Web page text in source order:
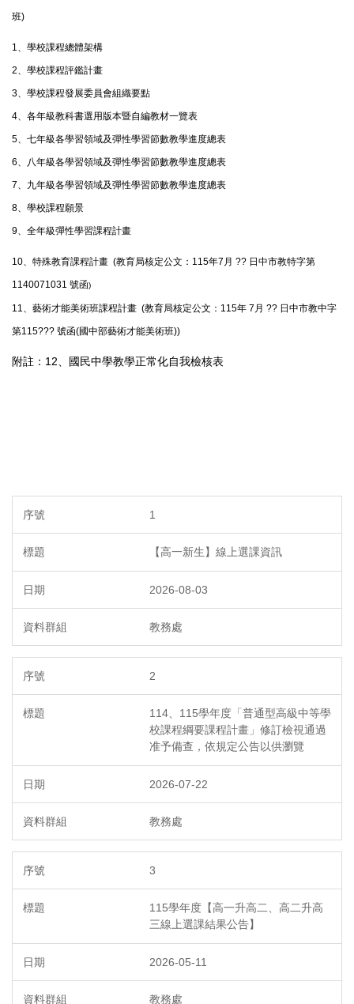
班)
1、 學校課程總體架構
2、 學校課程評鑑計畫
3、 學校課程發展委員會組織要點
4、 各年級教科書選用版本暨自編教材一覽表
5、 七年級各學習領域及彈性學習節數教學進度總表
6、 八年級各學習領域及彈性學習節數教學進度總表
7、 九年級各學習領域及彈性學習節數教學進度總表
8、 學校課程願景
9、 全年級彈性學習課程計畫
10、 特殊教育課程計畫 (教育局核定公文： 115年7月 ?? 日中市教特字第
1140071031 號函)
11、 藝術才能美術班課程計畫 (教育局核定公文： 115年 7月 ?? 日中市教中字
第115??? 號函(國中部藝術才能美術班))
附註：12、 國民中學教學正常化自我檢核表
1
【高一新生】線上選課資訊
2026-08-03
教務處
2
114、115學年度「普通型高級中等學
校課程綱要課程計畫」修訂檢視通過
准予備查，依規定公告以供瀏覽
2026-07-22
教務處
3
115學年度【高一升高二、高二升高
三線上選課結果公告】
2026-05-11
教務處